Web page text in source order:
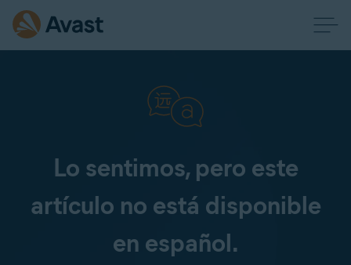
Lo sentimos, pero este
artículo no está disponible
en español.